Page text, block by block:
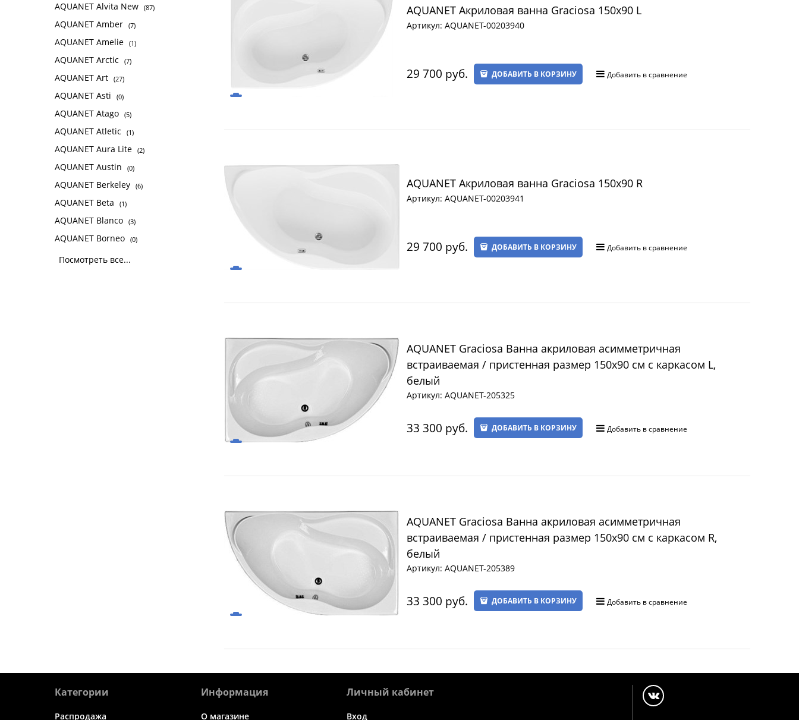
AQUANET Alvita New (87)
AQUANET Amber (7)
AQUANET Amelie (1)
AQUANET Arctic (7)
AQUANET Art (27)
AQUANET Asti (0)
AQUANET Atago (5)
AQUANET Atletic (1)
AQUANET Aura Lite (2)
AQUANET Austin (0)
AQUANET Berkeley (6)
AQUANET Beta (1)
AQUANET Blanco (3)
AQUANET Borneo (0)
Посмотреть все...
AQUANET Акриловая ванна Graciosa 150x90 L
Артикул: AQUANET-00203940
29 700 руб. ДОБАВИТЬ В КОРЗИНУ Добавить в сравнение
AQUANET Акриловая ванна Graciosa 150x90 R
Артикул: AQUANET-00203941
29 700 руб. ДОБАВИТЬ В КОРЗИНУ Добавить в сравнение
AQUANET Graciosa Ванна акриловая асимметричная
встраиваемая / пристенная размер 150x90 см с каркасом L,
белый
Артикул: AQUANET-205325
33 300 руб. ДОБАВИТЬ В КОРЗИНУ Добавить в сравнение
AQUANET Graciosa Ванна акриловая асимметричная
встраиваемая / пристенная размер 150x90 см с каркасом R,
белый
Артикул: AQUANET-205389
33 300 руб. ДОБАВИТЬ В КОРЗИНУ Добавить в сравнение
Категории
Распродажа
Информация
О магазине
Личный кабинет
Вход